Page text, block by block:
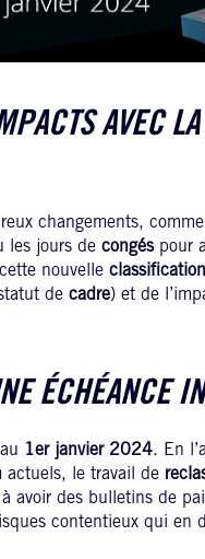
AVEC
changements,
les jours de congéspour
nouvelleclassification
de cadre) et de
ÉCHÉANCE
1er janvier 2024. En
actuels, le travail de
avoir des bulletins de
contentieux qui en